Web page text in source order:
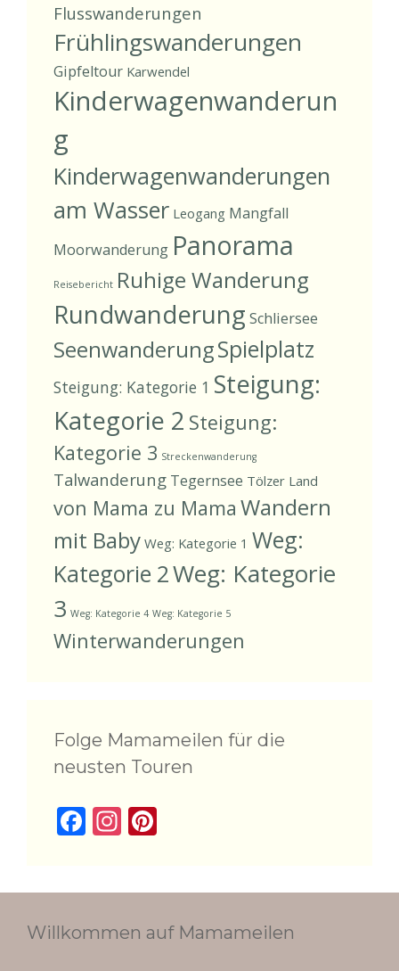
Flusswanderungen
Frühlingswanderungen
Gipfeltour Karwendel
Kinderwagenwanderun
g
Kinderwagenwanderungen
am Wasser Leogang Mangfall
Moorwanderung Panorama
Reisebericht Ruhige Wanderung
Rundwanderung Schliersee
SeenwanderungSpielplatz
Steigung: Kategorie 1 Steigung:
Kategorie 2 Steigung:
Kategorie 3 Streckenwanderung
Talwanderung Tegernsee Tölzer Land
von Mama zu Mama Wandern
mit Baby Weg: Kategorie 1 Weg:
Kategorie 2Weg: Kategorie
3 Weg: Kategorie 4 Weg: Kategorie 5
Winterwanderungen
Folge Mamameilen für die
neusten Touren
F
ac
b
o
In
st
gr
a
e
st
Willkommen auf Mamameilen